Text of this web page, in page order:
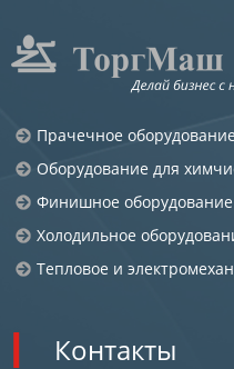
Прачечное оборудование
Оборудование для
Финишное оборудование
Холодильное
Тепловое и
Контакты